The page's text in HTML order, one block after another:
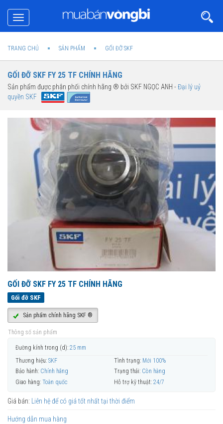
Toggle
navigation
TRANG CHỦ SẢN PHẨM GỐI ĐỠ SKF
GỐI ĐỠ SKF FY 25 TF CHÍNH HÃNG
Sản phẩm được phân phối chính hãng ® bởi SKF NGỌC ANH -Đại lý uỷ
quyền SKF
GỐI ĐỠ SKF FY 25 TF CHÍNH HÃNG
Gối đỡ SKF
Sản phẩm chính hãng SKF ®
Thông số sản phẩm
Đường kính trong (d): 25 mm
Thương hiệu: SKF Tình trạng: Mới 100%
Bảo hành: Chính hãng Trạng thái: Còn hàng
Giao hàng: Toàn quốc Hỗ trợ kỹ thuật: 24/7
Giá bán: Liên hệ để có giá tốt nhất tại thời điểm
Hướng dẫn mua hàng